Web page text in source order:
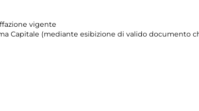
vigente
Capitale (mediante esibizione di valido documento